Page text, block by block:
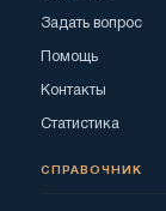
Задать вопрос
Помощь
Контакты
Статистика
СПРАВОЧНИК